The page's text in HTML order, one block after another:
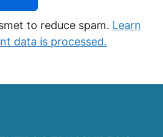
to reduce spam. Learn
data is processed.